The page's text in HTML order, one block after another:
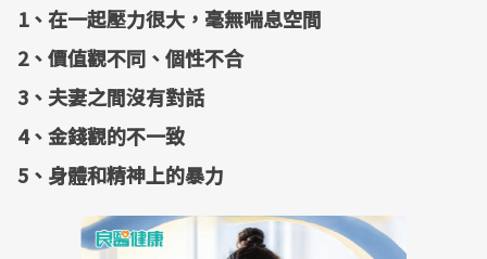
1、在一起壓力很大，毫無喘息空間
2、價值觀不同、個性不合
3、夫妻之間沒有對話
4、金錢觀的不一致
5、身體和精神上的暴力